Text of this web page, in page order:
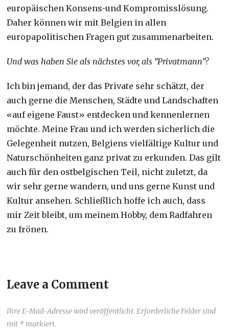
europäischen Konsens-und Kompromisslösung.
Daher können wir mit Belgien in allen
europapolitischen Fragen gut zusammenarbeiten.
Und was haben Sie als nächstes vor, als “Privatmann”?
Ich bin jemand, der das Private sehr schätzt, der
auch gerne die Menschen, Städte und Landschaften
«auf eigene Faust» entdecken und kennenlernen
möchte. Meine Frau und ich werden sicherlich die
Gelegenheit nutzen, Belgiens vielfältige Kultur und
Naturschönheiten ganz privat zu erkunden. Das gilt
auch für den ostbelgischen Teil, nicht zuletzt, da
wir sehr gerne wandern, und uns gerne Kunst und
Kultur ansehen. Schließlich hoffe ich auch, dass
mir Zeit bleibt, um meinem Hobby, dem Radfahren
zu frönen.
Leave a Comment
Ihre E-Mail-Adresse wird veröffentlicht. Erforderliche Felder sind
mit * markiert.